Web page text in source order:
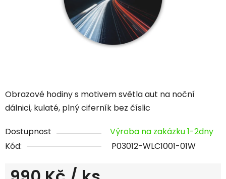
Obrazové hodiny s motivem světla aut na noční
dálnici, kulaté, plný ciferník bez číslic
Dostupnost
Výroba na zakázku 1-2dny
Kód:
P03012-WLC1001-01W